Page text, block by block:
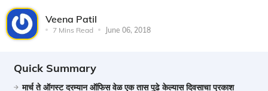
Veena Patil
7 Mins Read June 06, 2018
Quick Summary
मार्च ते ऑगस्ट दरम्यान ऑफिस वेळ एक तास पुढे केल्यास दिवसाचा प्रकाश